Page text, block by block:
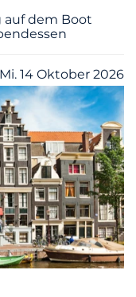
dem Boot
Mi. 14 Oktober 2026